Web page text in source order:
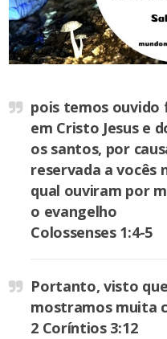
pois temos ouvido
em Cristo Jesus e
os santos, por
reservada a vocês
qual ouviram por
o evangelho
Colossenses 1:4-5
Portanto, visto
mostramos muita
2 Coríntios 3:12